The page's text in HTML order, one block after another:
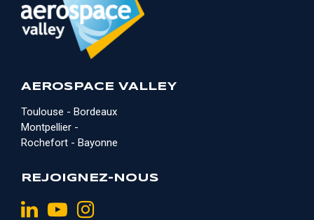
AEROSPACE VALLEY
Toulouse - Bordeaux
Montpellier -
Rochefort - Bayonne
REJOIGNEZ-NOUS